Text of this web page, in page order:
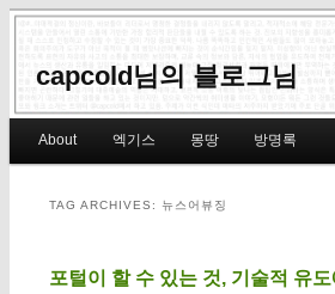
capcold님의 블로그님
Skip to primary content
Skip to secondary content
About 엑기스 몽땅 방명록
TAG ARCHIVES: 뉴스어뷰징
포털이 할 수 있는 것, 기술적 유도